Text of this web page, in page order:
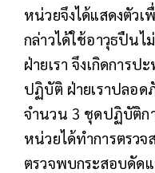
หน่วยจึงได้แสดงตัว
กล่าวได้ใช้อาวุธปืน
ฝ่ายเรา จึงเกิดการ
ปฏิบัติ ฝ่ายเราปลอด
จำนวน 3 ชุดปฏิบัติก
หน่วยได้ทำการตรว
ตรวจพบกระสอบดัด